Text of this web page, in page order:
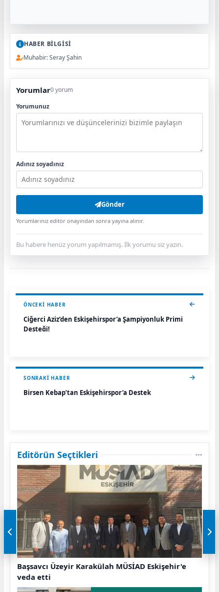
HABER BİLGİSİ
Muhabir: Seray Şahin
Yorumlar0 yorum
Yorumunuz
Adınız soyadınız
Gönder
Yorumlarınız editör onayından sonra yayına alınır.
Bu habere henüz yorum yapılmamış. İlk yorumu siz yazın.
ÖNCEKI HABER
Ciğerci Aziz’den Eskişehirspor’a Şampiyonluk Primi
Desteği!
SONRAKI HABER
Birsen Kebap’tan Eskişehirspor’a Destek
Editörün Seçtikleri
Başsavcı Üzeyir Karakülah MÜSİAD Eskişehir'e
veda etti